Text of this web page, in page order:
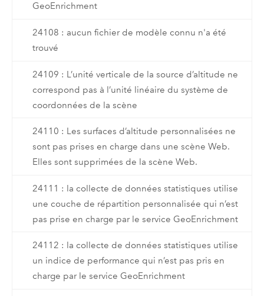
GeoEnrichment
24108 : aucun fichier de modèle connu n'a été
trouvé
24109 : L’unité verticale de la source d’altitude ne
correspond pas à l’unité linéaire du système de
coordonnées de la scène
24110 : Les surfaces d’altitude personnalisées ne
sont pas prises en charge dans une scène Web.
Elles sont supprimées de la scène Web.
24111 : la collecte de données statistiques utilise
une couche de répartition personnalisée qui n’est
pas prise en charge par le service GeoEnrichment
24112 : la collecte de données statistiques utilise
un indice de performance qui n’est pas pris en
charge par le service GeoEnrichment